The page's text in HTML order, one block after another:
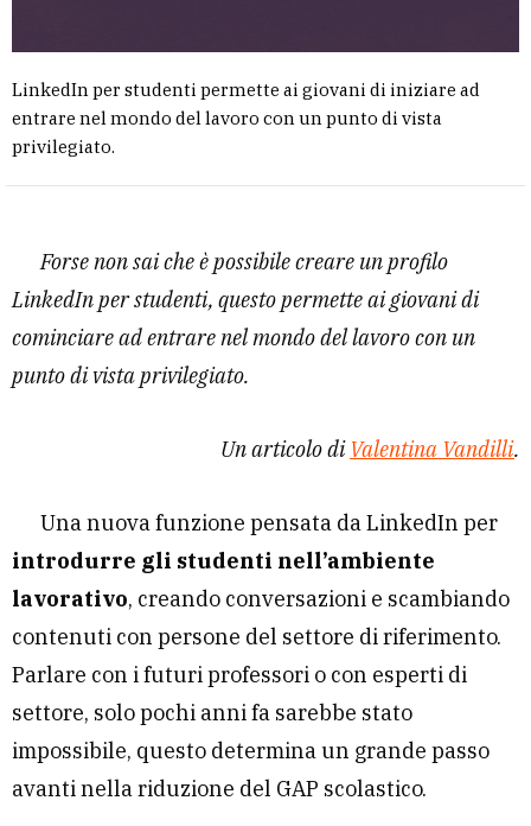
LinkedIn per studenti permette ai giovani di iniziare ad
entrare nel mondo del lavoro con un punto di vista
privilegiato.
Forse non sai che è possibile creare un profilo
LinkedIn per studenti, questo permette ai giovani di
cominciare ad entrare nel mondo del lavoro con un
punto di vista privilegiato.
Un articolo di Valentina Vandilli.
Una nuova funzione pensata da LinkedIn per
introdurre gli studenti nell’ambiente
lavorativo, creando conversazioni e scambiando
contenuti con persone del settore di riferimento.
Parlare con i futuri professori o con esperti di
settore, solo pochi anni fa sarebbe stato
impossibile, questo determina un grande passo
avanti nella riduzione del GAP scolastico.